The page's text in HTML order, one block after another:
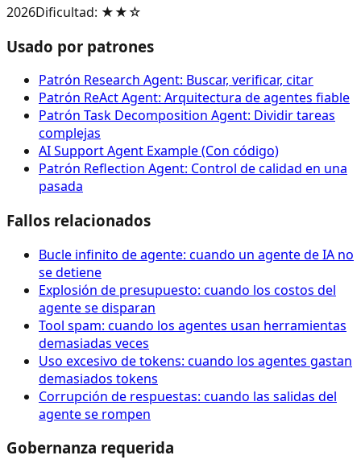
2026Dificultad: ★★☆
Usado por patrones
Patrón Research Agent: Buscar, verificar, citar
Patrón ReAct Agent: Arquitectura de agentes fiable
Patrón Task Decomposition Agent: Dividir tareas
complejas
AI Support Agent Example (Con código)
Patrón Reflection Agent: Control de calidad en una
pasada
Fallos relacionados
Bucle infinito de agente: cuando un agente de IA no
se detiene
Explosión de presupuesto: cuando los costos del
agente se disparan
Tool spam: cuando los agentes usan herramientas
demasiadas veces
Uso excesivo de tokens: cuando los agentes gastan
demasiados tokens
Corrupción de respuestas: cuando las salidas del
agente se rompen
Gobernanza requerida